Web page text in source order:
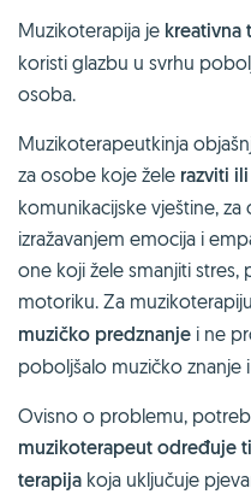
Muzikoterapija je kreativna
koristi glazbu u svrhu
osoba.
Muzikoterapeutkinja
za osobe koje žele razviti
komunikacijske vještine,
izražavanjem emocija i
one koji žele smanjiti
motoriku. Za muzikoterapiju
muzičko predznanje i ne
poboljšalo muzičko znanje
Ovisno o problemu,
muzikoterapeut određuje
terapija koja uključuje